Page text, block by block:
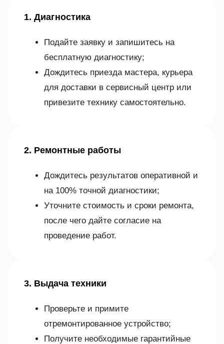
1. Диагностика
Подайте заявку и запишитесь на
бесплатную диагностику;
Дождитесь приезда мастера, курьера
для доставки в сервисный центр или
привезите технику самостоятельно.
2. Ремонтные работы
Дождитесь результатов оперативной и
на 100% точной диагностики;
Уточните стоимость и сроки ремонта,
после чего дайте согласие на
проведение работ.
3. Выдача техники
Проверьте и примите
отремонтированное устройство;
Получите необходимые гарантийные